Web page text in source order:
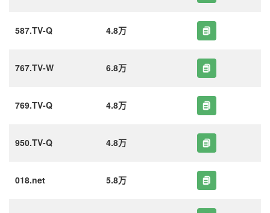
587.TV-Q 4.8万
767.TV-W 6.8万
769.TV-Q 4.8万
950.TV-Q 4.8万
018.net 5.8万